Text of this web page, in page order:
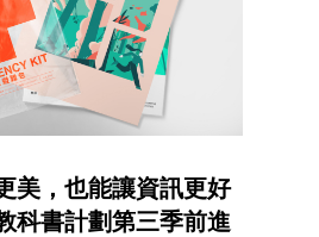
美，也能讓資訊更好
書計劃第三季前進